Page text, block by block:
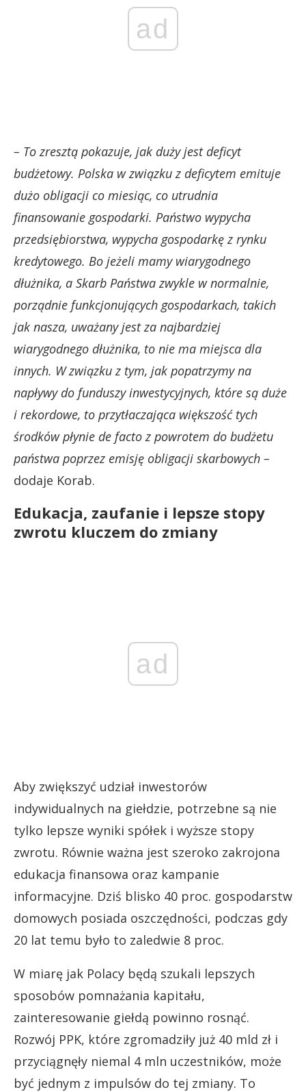
ad
– To zresztą pokazuje, jak duży jest deficyt
budżetowy. Polska w związku z deficytem emituje
dużo obligacji co miesiąc, co utrudnia
finansowanie gospodarki. Państwo wypycha
przedsiębiorstwa, wypycha gospodarkę z rynku
kredytowego. Bo jeżeli mamy wiarygodnego
dłużnika, a Skarb Państwa zwykle w normalnie,
porządnie funkcjonujących gospodarkach, takich
jak nasza, uważany jest za najbardziej
wiarygodnego dłużnika, to nie ma miejsca dla
innych. W związku z tym, jak popatrzymy na
napływy do funduszy inwestycyjnych, które są duże
i rekordowe, to przytłaczająca większość tych
środków płynie de facto z powrotem do budżetu
państwa poprzez emisję obligacji skarbowych –
dodaje Korab.
Edukacja, zaufanie i lepsze stopy
zwrotu kluczem do zmiany
ad
Aby zwiększyć udział inwestorów
indywidualnych na giełdzie, potrzebne są nie
tylko lepsze wyniki spółek i wyższe stopy
zwrotu. Równie ważna jest szeroko zakrojona
edukacja finansowa oraz kampanie
informacyjne. Dziś blisko 40 proc. gospodarstw
domowych posiada oszczędności, podczas gdy
20 lat temu było to zaledwie 8 proc.
W miarę jak Polacy będą szukali lepszych
sposobów pomnażania kapitału,
zainteresowanie giełdą powinno rosnąć.
Rozwój PPK, które zgromadziły już 40 mld zł i
przyciągnęły niemal 4 mln uczestników, może
być jednym z impulsów do tej zmiany. To